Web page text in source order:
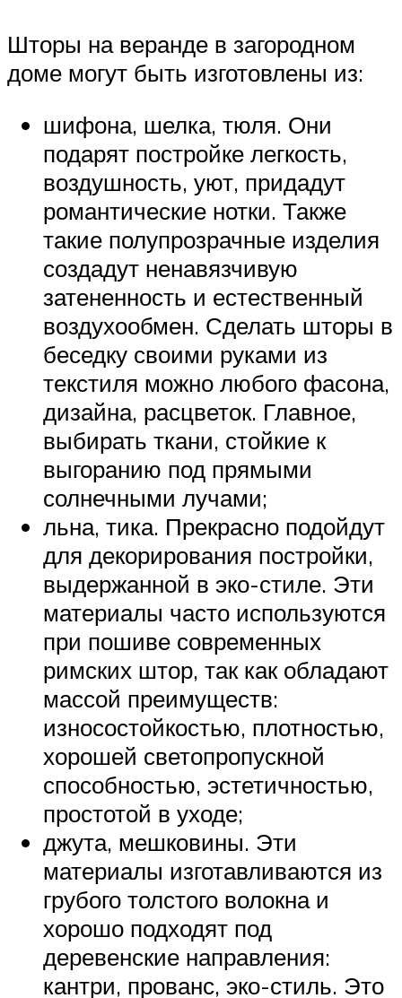
Шторы на веранде в загородном
доме могут быть изготовлены из:
шифона, шелка, тюля. Они
подарят постройке легкость,
воздушность, уют, придадут
романтические нотки. Также
такие полупрозрачные изделия
создадут ненавязчивую
затененность и естественный
воздухообмен. Сделать шторы в
беседку своими руками из
текстиля можно любого фасона,
дизайна, расцветок. Главное,
выбирать ткани, стойкие к
выгоранию под прямыми
солнечными лучами;
льна, тика. Прекрасно подойдут
для декорирования постройки,
выдержанной в эко-стиле. Эти
материалы часто используются
при пошиве современных
римских штор, так как обладают
массой преимуществ:
износостойкостью, плотностью,
хорошей светопропускной
способностью, эстетичностью,
простотой в уходе;
джута, мешковины. Эти
материалы изготавливаются из
грубого толстого волокна и
хорошо подходят под
деревенские направления:
кантри, прованс, эко-стиль. Это